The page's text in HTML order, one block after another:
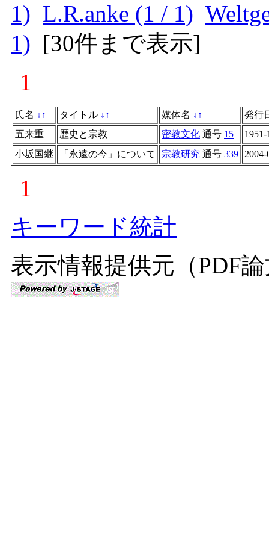
1) L.R.anke (1 / 1)
1) [30件まで表示]
1
氏名 ↓ ↑ タイトル ↓ ↑ 媒体名 ↓ ↑
発行
五来重
歴史と宗教 密教文化 通号 15
1951-
小坂国継
「永遠の今」について 宗教研究 通号 339 2004-
1
キーワード統計
表示情報提供元（PDF